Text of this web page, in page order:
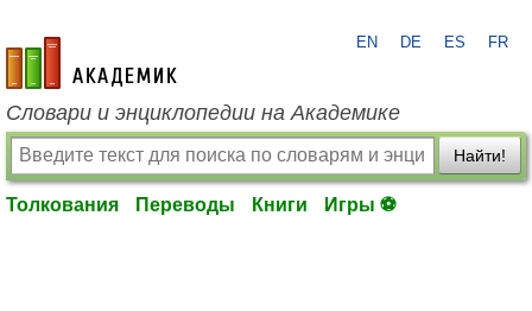
academic.ru
EN DE ES FR
Словари и энциклопедии на Академике
Найти!
Толкования Переводы Книги Игры ⚽